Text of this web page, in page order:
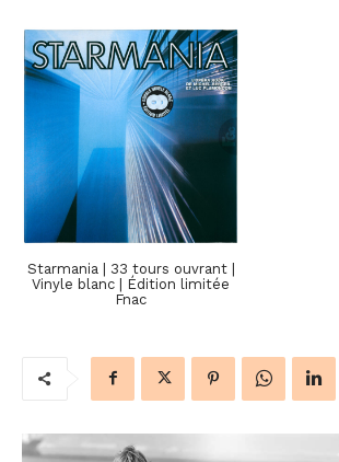
Starmania | 33 tours ouvrant |
Vinyle blanc | Édition limitée
Fnac